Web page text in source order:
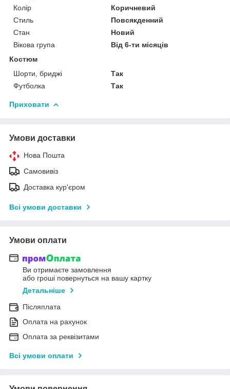
Колір
Коричневий
Стиль
Повсякденний
Стан
Новий
Вікова група
Від 6-ти місяців
Костюм
Шорти, бриджі
Так
Футболка
Так
Приховати
Умови доставки
Нова Пошта
Самовивіз
Доставка кур'єром
Всі умови доставки
Умови оплати
Ви отримаєте замовлення
або гроші повернуться на вашу картку
Детальніше
Післяплата
Оплата на рахунок
Оплата за реквізитами
Всі умови оплати